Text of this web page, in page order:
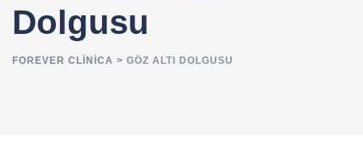
Dolgusu
FOREVER CLINICA > GÖZ ALTI DOLGUSU